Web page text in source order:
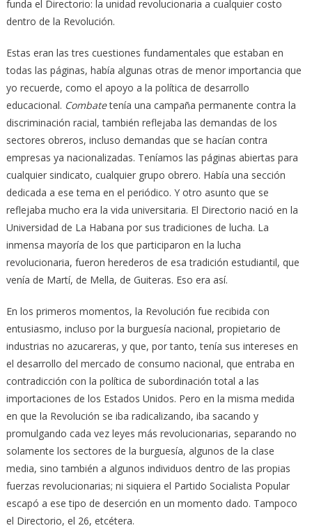
funda el Directorio: la unidad revolucionaria a cualquier costo
dentro de la Revolución.
Estas eran las tres cuestiones fundamentales que estaban en
todas las páginas, había algunas otras de menor importancia que
yo recuerde, como el apoyo a la política de desarrollo
educacional. Combatetenía una campaña permanente contra la
discriminación racial, también reflejaba las demandas de los
sectores obreros, incluso demandas que se hacían contra
empresas ya nacionalizadas. Teníamos las páginas abiertas para
cualquier sindicato, cualquier grupo obrero. Había una sección
dedicada a ese tema en el periódico. Y otro asunto que se
reflejaba mucho era la vida universitaria. El Directorio nació en la
Universidad de La Habana por sus tradiciones de lucha. La
inmensa mayoría de los que participaron en la lucha
revolucionaria, fueron herederos de esa tradición estudiantil, que
venía de Martí, de Mella, de Guiteras. Eso era así.
En los primeros momentos, la Revolución fue recibida con
entusiasmo, incluso por la burguesía nacional, propietario de
industrias no azucareras, y que, por tanto, tenía sus intereses en
el desarrollo del mercado de consumo nacional, que entraba en
contradicción con la política de subordinación total a las
importaciones de los Estados Unidos. Pero en la misma medida
en que la Revolución se iba radicalizando, iba sacando y
promulgando cada vez leyes más revolucionarias, separando no
solamente los sectores de la burguesía, algunos de la clase
media, sino también a algunos individuos dentro de las propias
fuerzas revolucionarias; ni siquiera el Partido Socialista Popular
escapó a ese tipo de deserción en un momento dado. Tampoco
el Directorio, el 26, etcétera.